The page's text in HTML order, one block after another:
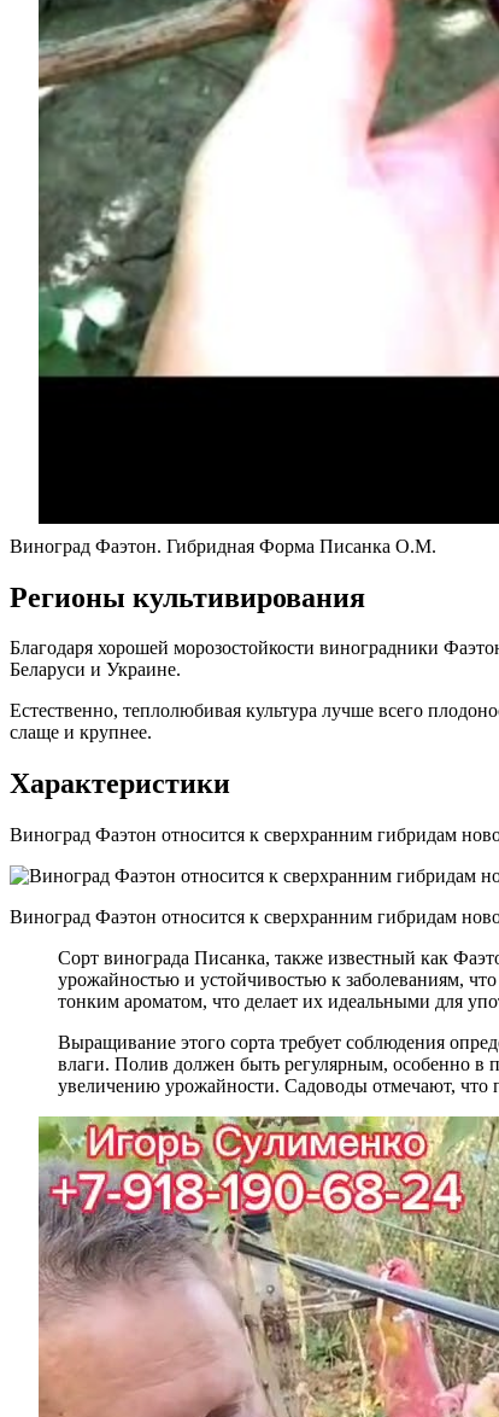
Виноград Фаэтон. Гибридная Форма Писанка О.М.
Регионы культивирования
Благодаря хорошей морозостойкости виноградники
Беларуси и Украине.
Естественно, теплолюбивая культура лучше всего
слаще и крупнее.
Характеристики
Виноград Фаэтон относится к сверхранним гибридам
Виноград Фаэтон относится к сверхранним гибридам
Сорт винограда Писанка, также известный как
урожайностью и устойчивостью к заболеваниям,
тонким ароматом, что делает их идеальными для
Выращивание этого сорта требует соблюдения
влаги. Полив должен быть регулярным, особенно в
увеличению урожайности. Садоводы отмечают, что